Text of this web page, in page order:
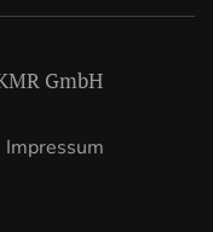
GmbH
Impressum